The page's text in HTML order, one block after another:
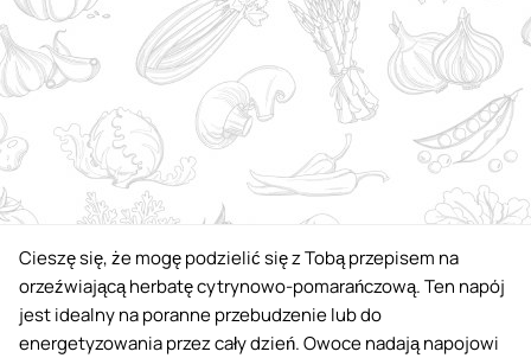
Cieszę się, że mogę podzielić się z Tobą przepisem na
orzeźwiającą herbatę cytrynowo-pomarańczową. Ten napój
jest idealny na poranne przebudzenie lub do
energetyzowania przez cały dzień. Owoce nadają napojowi